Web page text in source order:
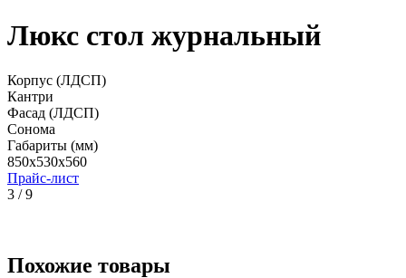
Люкс стол журнальный
Корпус (ЛДСП)
Кантри
Фасад (ЛДСП)
Сонома
Габариты (мм)
850x530x560
Прайс-лист
3 / 9
Похожие товары